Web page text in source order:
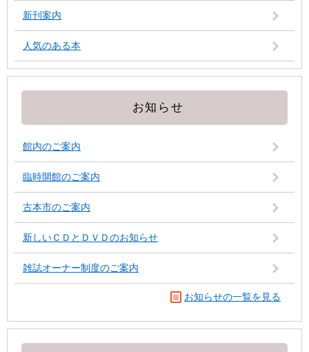
新刊案内
人気のある本
お知らせ
館内のご案内
臨時開館のご案内
古本市のご案内
新しいＣＤとＤＶＤのお知らせ
雑誌オーナー制度のご案内
お知らせの一覧を見る